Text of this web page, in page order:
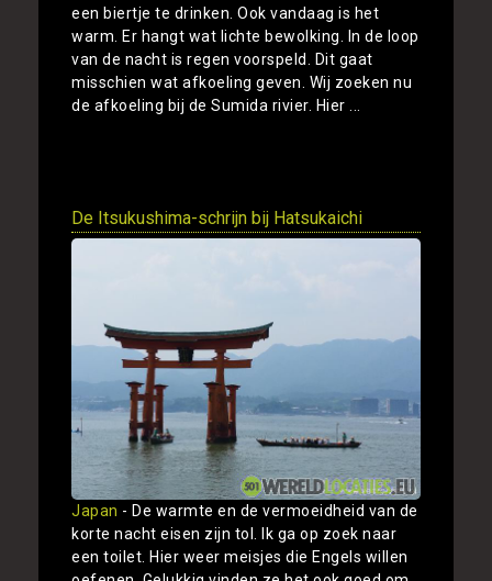
een biertje te drinken. Ook vandaag is het
warm. Er hangt wat lichte bewolking. In de loop
van de nacht is regen voorspeld. Dit gaat
misschien wat afkoeling geven. Wij zoeken nu
de afkoeling bij de Sumida rivier. Hier ...
De Itsukushima-schrijn bij Hatsukaichi
Japan - De warmte en de vermoeidheid van de
korte nacht eisen zijn tol. Ik ga op zoek naar
een toilet. Hier weer meisjes die Engels willen